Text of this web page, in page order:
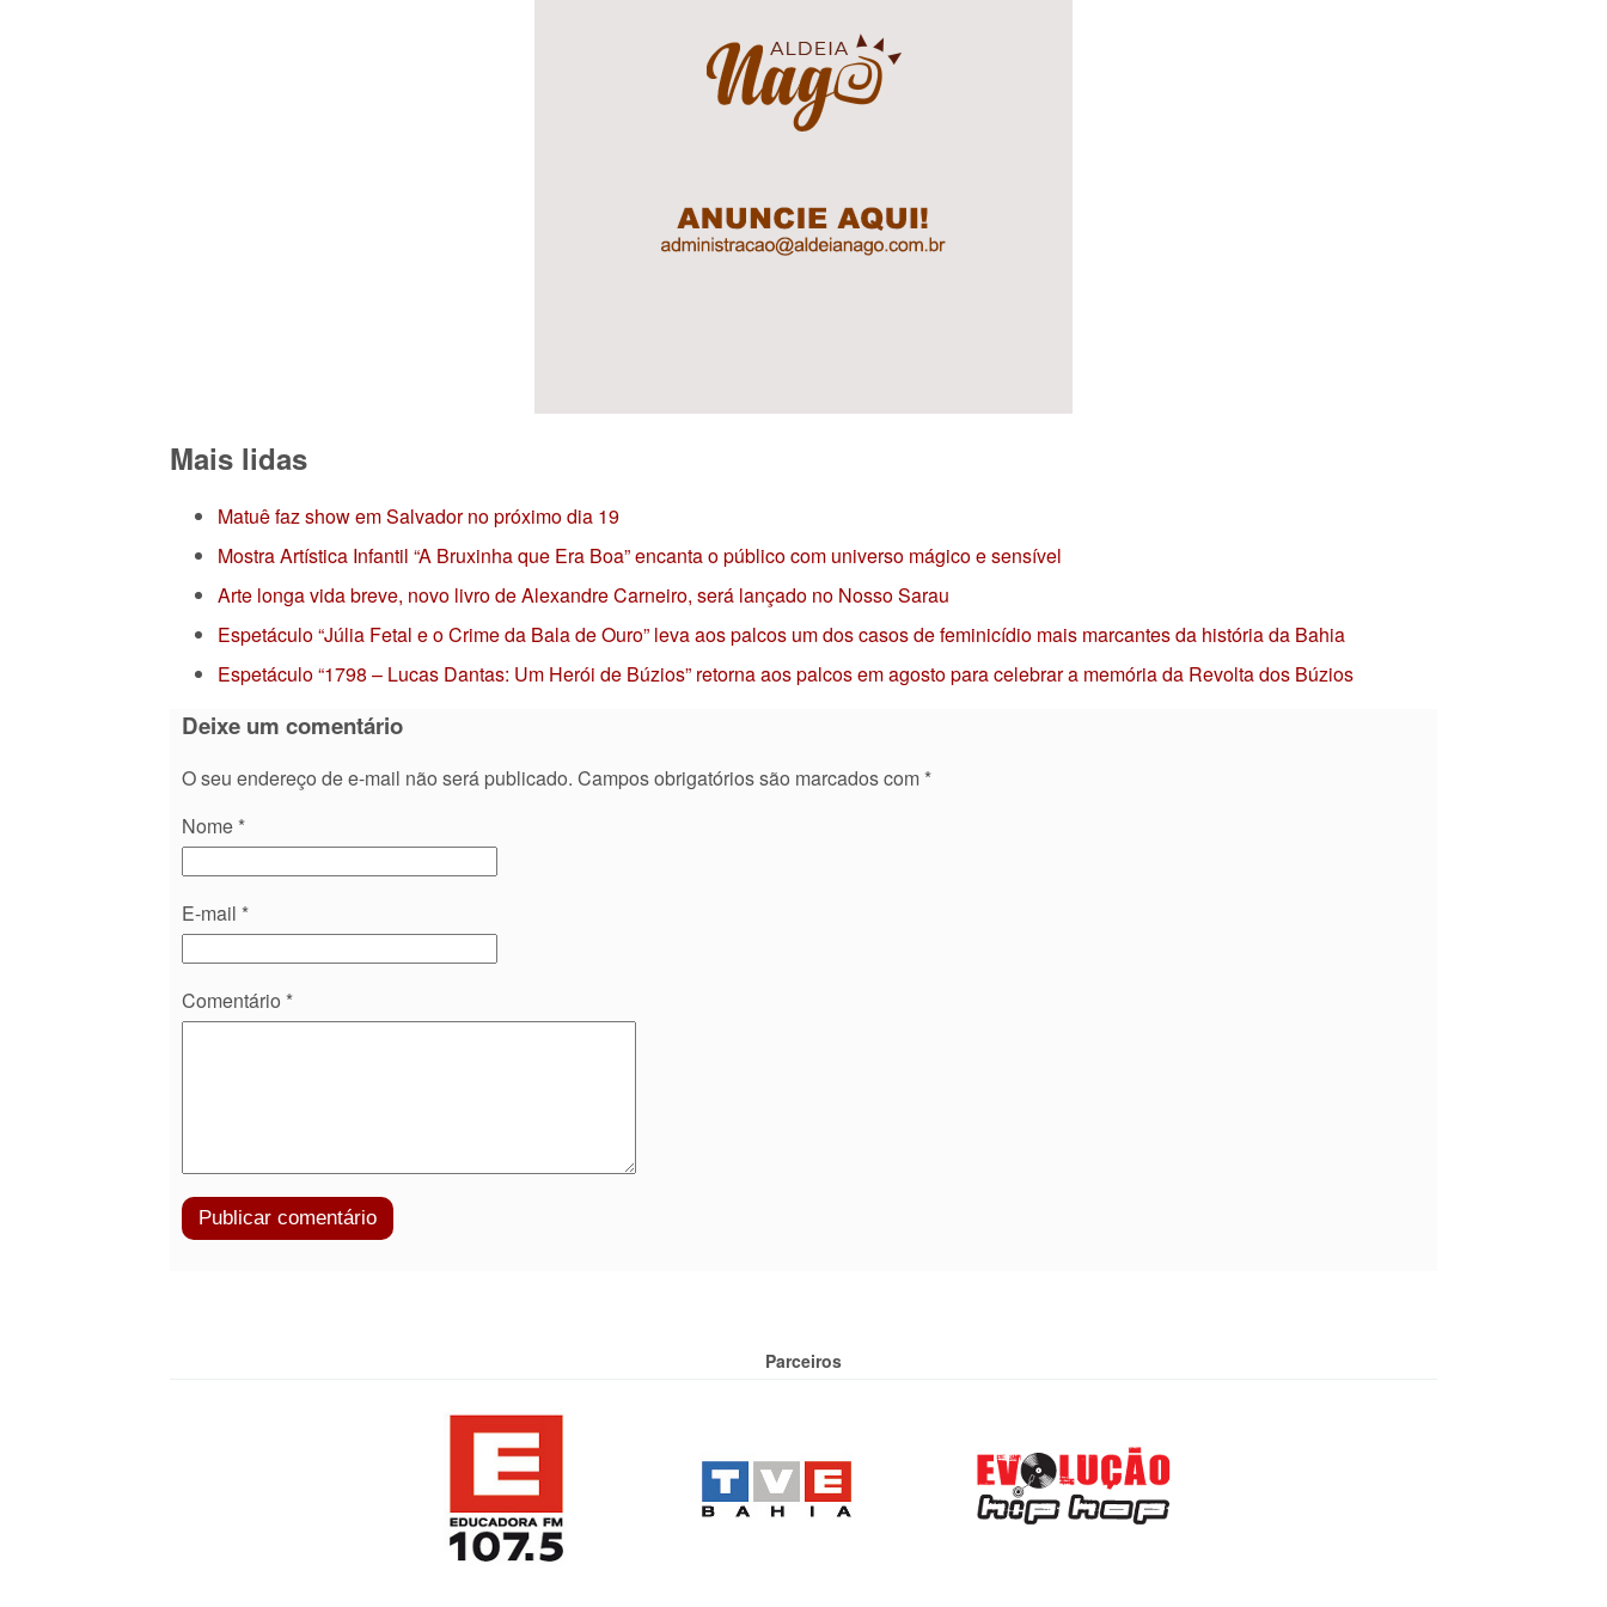
Mais lidas
Matuê faz show em Salvador no próximo dia 19
Mostra Artística Infantil “A Bruxinha que Era Boa” encanta o público com universo mágico e sensível
Arte longa vida breve, novo livro de Alexandre Carneiro, será lançado no Nosso Sarau
Espetáculo “Júlia Fetal e o Crime da Bala de Ouro” leva aos palcos um dos casos de feminicídio mais marcantes da história da Bahia
Espetáculo “1798 – Lucas Dantas: Um Herói de Búzios” retorna aos palcos em agosto para celebrar a memória da Revolta dos Búzios
Deixe um comentário
O seu endereço de e-mail não será publicado. Campos obrigatórios são marcados com *
Nome *
E-mail *
Comentário *
Parceiros